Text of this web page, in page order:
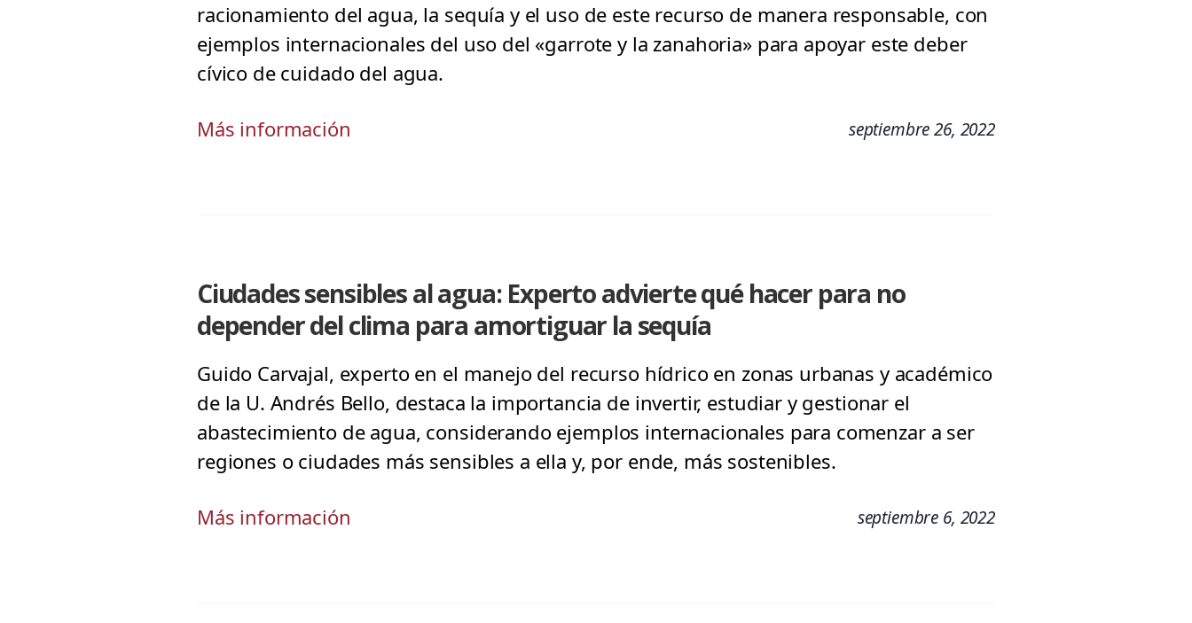
racionamiento del agua, la sequía y el uso de este recurso de manera responsable, con
ejemplos internacionales del uso del «garrote y la zanahoria» para apoyar este deber
cívico de cuidado del agua.
Más información septiembre 26, 2022
Ciudades sensibles al agua: Experto advierte qué hacer para no
depender del clima para amortiguar la sequía
Guido Carvajal, experto en el manejo del recurso hídrico en zonas urbanas y académico
de la U. Andrés Bello, destaca la importancia de invertir, estudiar y gestionar el
abastecimiento de agua, considerando ejemplos internacionales para comenzar a ser
regiones o ciudades más sensibles a ella y, por ende, más sostenibles.
Más información septiembre 6, 2022